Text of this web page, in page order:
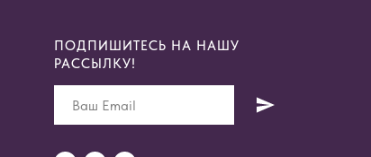
ПОДПИШИТЕСЬ НА НАШУ
РАССЫЛКУ!